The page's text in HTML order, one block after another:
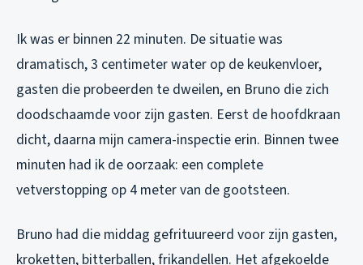
Ik was er binnen 22 minuten. De situatie was
dramatisch, 3 centimeter water op de keukenvloer,
gasten die probeerden te dweilen, en Bruno die zich
doodschaamde voor zijn gasten. Eerst de hoofdkraan
dicht, daarna mijn camera-inspectie erin. Binnen twee
minuten had ik de oorzaak: een complete
vetverstopping op 4 meter van de gootsteen.
Bruno had die middag gefrituureerd voor zijn gasten,
kroketten, bitterballen, frikandellen. Het afgekoelde